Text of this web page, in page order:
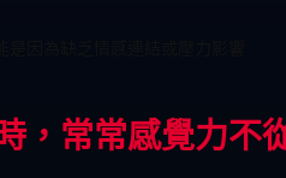
，常常感覺力不